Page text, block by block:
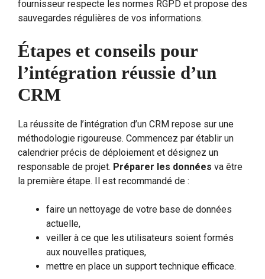
fournisseur respecte les normes RGPD et propose des
sauvegardes régulières de vos informations.
Étapes et conseils pour
l’intégration réussie d’un
CRM
La réussite de l’intégration d’un CRM repose sur une
méthodologie rigoureuse. Commencez par établir un
calendrier précis de déploiement et désignez un
responsable de projet. Préparer les données va être
la première étape. Il est recommandé de :
faire un nettoyage de votre base de données
actuelle,
veiller à ce que les utilisateurs soient formés
aux nouvelles pratiques,
mettre en place un support technique efficace.